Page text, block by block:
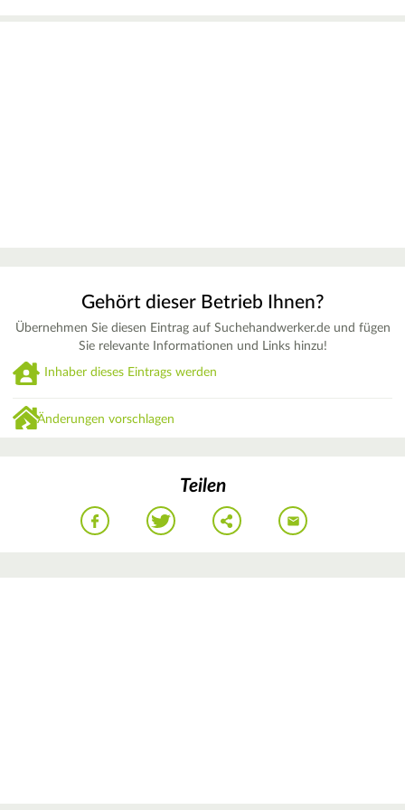
Gehört dieser Betrieb Ihnen?
Übernehmen Sie diesen Eintrag auf Suchehandwerker.de und fügen
Sie relevante Informationen und Links hinzu!
Inhaber dieses Eintrags werden
Änderungen vorschlagen
Teilen